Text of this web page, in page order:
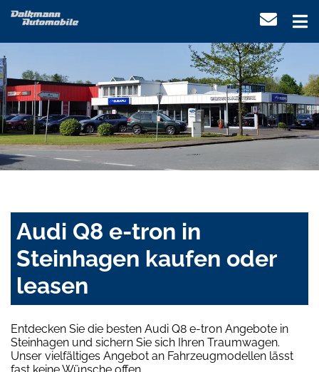
Audi Q8 e-tron in
Steinhagen kaufen oder
leasen
Entdecken Sie die besten Audi Q8 e-tron Angebote in
Steinhagen und sichern Sie sich Ihren Traumwagen.
Unser vielfältiges Angebot an Fahrzeugmodellen lässt